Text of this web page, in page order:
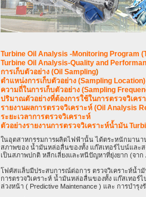
Turbine Oil Analysis -Monitoring Program
Turbine Oil Analysis-Quality and
การเก็บตัวอย่าง (Oil Sampling)
ตำแหน่งการเก็บตัวอย่าง (Sampling Location)
ความถี่ในการเก็บตัวอย่าง (Sampling
ปริมาณตัวอย่างที่ต้องการใช้ในการตรวจวิเคร
รายงานผลการตรวจวิเคราะห์ (Oil Analysis
ระยะเวลาการตรวจวิเคราะห์
ตัวอย่างรายงานการตรวจวิเคราะห์น้ำมัน
ในอุตสาหกรรมการผลิตไฟฟ้านั้น ได้ตระหนักมานา
สภาพของ น้ำมันหล่อลื่นของทั้ง แก๊สเทอร์ไบน์และส
เป็นสภาพปกติ หลีกเลี่ยงและหนีปัญหาที่ยุ่งยาก (จาก
โฟคัสแล็บมีประสบการณ์ต่อการ ตรวจวิเคราะห์น้ำ
การตรวจวิเคราะห์ น้ำมันหล่อลื่นของทั้ง แก๊สเทอร์
ล่วงหน้า ( Predictive Maintenance ) และ การบำรุง